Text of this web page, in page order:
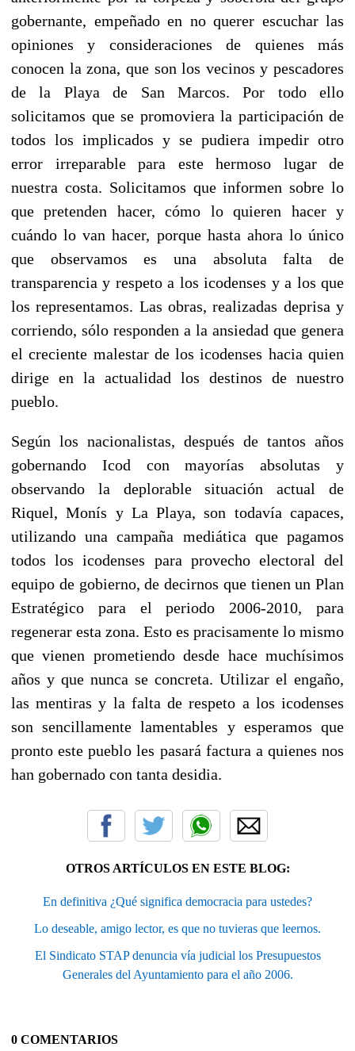
gobernante, empeñado en no querer escuchar las
opiniones y consideraciones de quienes más
conocen la zona, que son los vecinos y pescadores
de la Playa de San Marcos. Por todo ello
solicitamos que se promoviera la participación de
todos los implicados y se pudiera impedir otro
error irreparable para este hermoso lugar de
nuestra costa. Solicitamos que informen sobre lo
que pretenden hacer, cómo lo quieren hacer y
cuándo lo van hacer, porque hasta ahora lo único
que observamos es una absoluta falta de
transparencia y respeto a los icodenses y a los que
los representamos. Las obras, realizadas deprisa y
corriendo, sólo responden a la ansiedad que genera
el creciente malestar de los icodenses hacia quien
dirige en la actualidad los destinos de nuestro
pueblo.
Según los nacionalistas, después de tantos años
gobernando Icod con mayorías absolutas y
observando la deplorable situación actual de
Riquel, Monís y La Playa, son todavía capaces,
utilizando una campaña mediática que pagamos
todos los icodenses para provecho electoral del
equipo de gobierno, de decirnos que tienen un Plan
Estratégico para el periodo 2006-2010, para
regenerar esta zona. Esto es pracisamente lo mismo
que vienen prometiendo desde hace muchísimos
años y que nunca se concreta. Utilizar el engaño,
las mentiras y la falta de respeto a los icodenses
son sencillamente lamentables y esperamos que
pronto este pueblo les pasará factura a quienes nos
han gobernado con tanta desidia.
OTROS ARTÍCULOS EN ESTE BLOG:
En definitiva ¿Qué significa democracia para ustedes?
Lo deseable, amigo lector, es que no tuvieras que leernos.
El Sindicato STAP denuncia vía judicial los Presupuestos
Generales del Ayuntamiento para el año 2006.
0 COMENTARIOS